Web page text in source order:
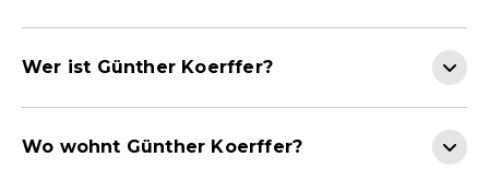
Wer ist Günther Koerffer?
Wo wohnt Günther Koerffer?